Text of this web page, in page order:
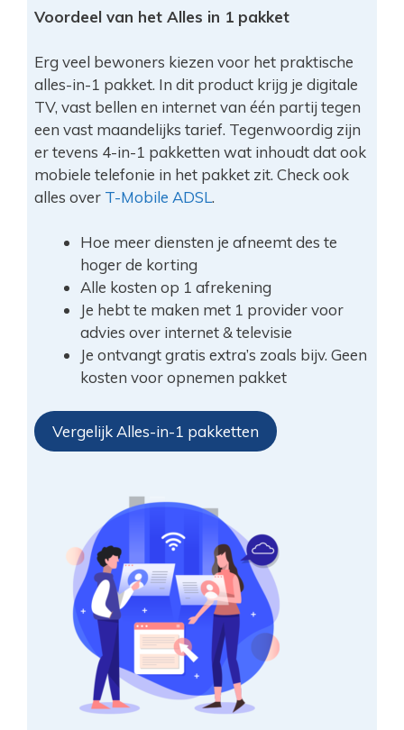
Voordeel van het Alles in 1 pakket
Erg veel bewoners kiezen voor het praktische
alles-in-1 pakket. In dit product krijg je digitale
TV, vast bellen en internet van één partij tegen
een vast maandelijks tarief. Tegenwoordig zijn
er tevens 4-in-1 pakketten wat inhoudt dat ook
mobiele telefonie in het pakket zit. Check ook
alles over T-Mobile ADSL.
Hoe meer diensten je afneemt des te
hoger de korting
Alle kosten op 1 afrekening
Je hebt te maken met 1 provider voor
advies over internet & televisie
Je ontvangt gratis extra’s zoals bijv. Geen
kosten voor opnemen pakket
Vergelijk Alles-in-1 pakketten